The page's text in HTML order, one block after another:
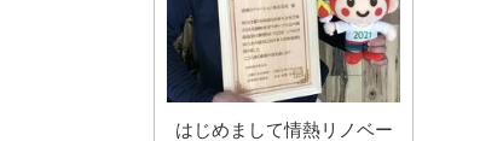
はじめまして情熱リノベー